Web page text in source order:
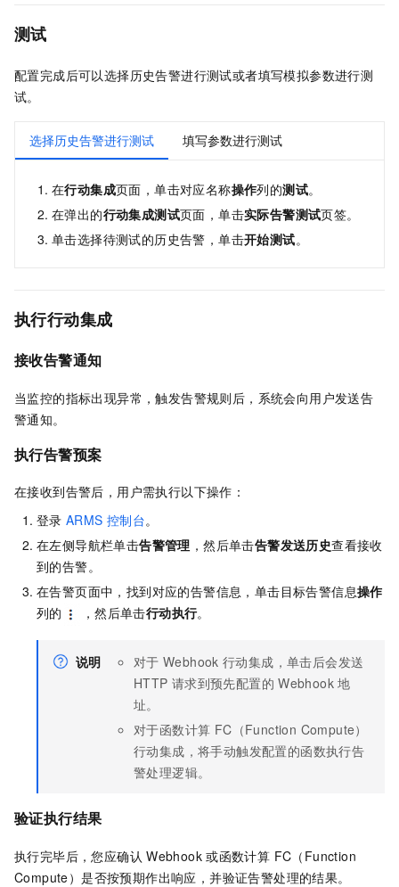
测试
配置完成后可以选择历史告警进行测试或者填写模拟参数进行测
试。
选择历史告警进行测试 填写参数进行测试
在行动集成页面，单击对应名称操作列的测试。
在弹出的行动集成测试页面，单击实际告警测试页签。
单击选择待测试的历史告警，单击开始测试。
执行行动集成
接收告警通知
当监控的指标出现异常，触发告警规则后，系统会向用户发送告
警通知。
执行告警预案
在接收到告警后，用户需执行以下操作：
登录 ARMS 控制台。
在左侧导航栏单击告警管理 ，然后单击告警发送历史查看接收
到的告警。
在告警页面中，找到对应的告警信息，单击目标告警信息操作
列的
，然后单击行动执行。
说明 对于 Webhook 行动集成，单击后会发送
HTTP 请求到预先配置的 Webhook 地
址。
对于函数计算 FC（Function Compute）
行动集成，将手动触发配置的函数执行告
警处理逻辑。
验证执行结果
执行完毕后，您应确认 Webhook 或函数计算 FC（Function
Compute）是否按预期作出响应，并验证告警处理的结果。